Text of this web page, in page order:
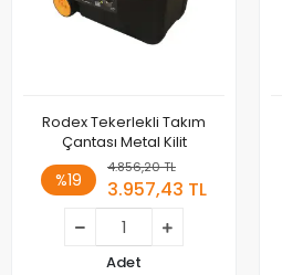
Rodex Tekerlekli Takım
Çantası Metal Kilit
%19
4.856,20 TL
3.957,43 TL
Adet